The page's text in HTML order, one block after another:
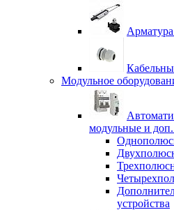
Модульное
модульные и доп.
устройства